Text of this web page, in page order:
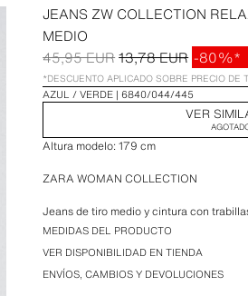
JEANS ZW COLLECTION
MEDIO
45,95 EUR13,78 EUR -80%*
*DESCUENTO APLICADO SOBRE PRECIO DE
AZUL / VERDE 6840/044/445
VER
Altura modelo: 179 cm
ZARA WOMAN COLLECTION
Jeans de tiro medio y cintura con
Cierre frontal con cremallera y botón.
MEDIDAS DEL PRODUCTO
VER DISPONIBILIDAD EN TIENDA
ENVÍOS, CAMBIOS Y DEVOLUCIONES